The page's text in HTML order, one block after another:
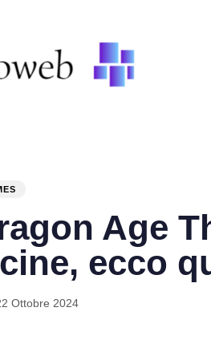
Age
ecco
Ottobre 2024